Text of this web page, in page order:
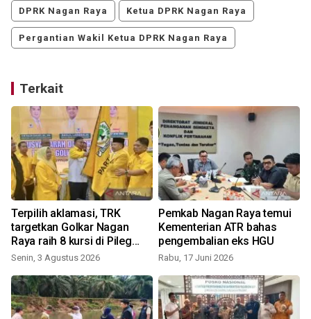
DPRK Nagan Raya Ketua DPRK Nagan Raya
Pergantian Wakil Ketua DPRK Nagan Raya
Terkait
Terpilih aklamasi, TRK
targetkan Golkar Nagan
Raya raih 8 kursi di Pileg
2029
Senin, 3 Agustus 2026
Pemkab Nagan Raya temui
Kementerian ATR bahas
pengembalian eks HGU
Rabu, 17 Juni 2026